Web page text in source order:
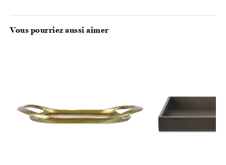
Vous pourriez aussi aimer